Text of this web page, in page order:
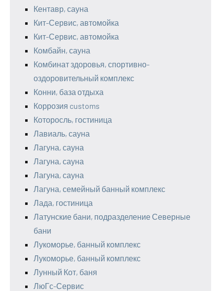
Кентавр, сауна
Кит-Сервис, автомойка
Кит-Сервис, автомойка
Комбайн, сауна
Комбинат здоровья, спортивно-
оздоровительный комплекс
Конни, база отдыха
Коррозия customs
Которосль, гостиница
Лавиаль, сауна
Лагуна, сауна
Лагуна, сауна
Лагуна, сауна
Лагуна, семейный банный комплекс
Лада, гостиница
Латунские бани, подразделение Северные
бани
Лукоморье, банный комплекс
Лукоморье, банный комплекс
Лунный Кот, баня
ЛюГс-Сервис